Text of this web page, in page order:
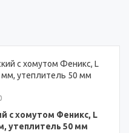
с хомутом Феникс, L
утеплитель 50 мм